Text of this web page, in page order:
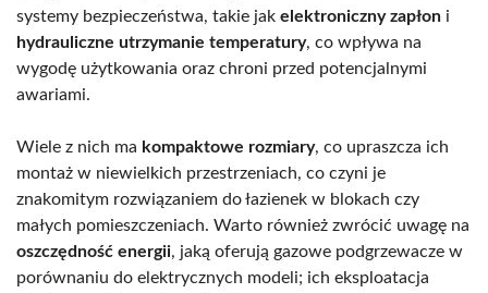
systemy bezpieczeństwa, takie jak elektroniczny zapłon i
hydrauliczne utrzymanie temperatury, co wpływa na
wygodę użytkowania oraz chroni przed potencjalnymi
awariami.
Wiele z nich ma kompaktowe rozmiary, co upraszcza ich
montaż w niewielkich przestrzeniach, co czyni je
znakomitym rozwiązaniem do łazienek w blokach czy
małych pomieszczeniach. Warto również zwrócić uwagę na
oszczędność energii, jaką oferują gazowe podgrzewacze w
porównaniu do elektrycznych modeli; ich eksploatacja